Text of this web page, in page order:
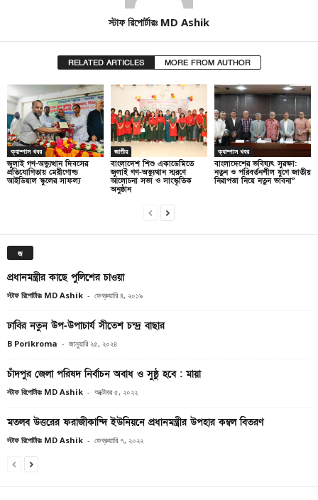
স্টাফ রিপোর্টারঃ MD Ashik
RELATED ARTICLES MORE FROM AUTHOR
ক্যাম্পাস খবর
জুলাই গণ-অভ্যুত্থান দিবসের
প্রতিযোগিতায় মেরীগোল্ড
আইডিয়াল স্কুলের সাফল্য
জাতীয়
বাংলাদেশ শিশু একাডেমিতে
জুলাই গণ-অভ্যুত্থান স্মরণে
আলোচনা সভা ও সাংস্কৃতিক
অনুষ্ঠান
ক্যাম্পাস খবর
বাংলাদেশের ভবিষ্যৎ সুরক্ষা:
নতুন ও পরিবর্তনশীল যুগে জাতীয়
নিরাপত্তা নিয়ে নতুন ভাবনা”
জ
প্রধানমন্ত্রীর কাছে পুলিশের চাওয়া
স্টাফ রিপোর্টারঃ MD Ashik - ফেব্রুয়ারি ৪, ২০১৯
ঢাবির নতুন উপ-উপাচার্য সীতেশ চন্দ্র বাছার
B Porikroma - জানুয়ারি ২৫, ২০২৪
চাঁদপুর জেলা পরিষদ নির্বাচন অবাধ ও সুষ্ঠু হবে : মায়া
স্টাফ রিপোর্টারঃ MD Ashik - অক্টোবর ৫, ২০২২
মতলব উত্তরের ফরাজীকান্দি ইউনিয়নে প্রধানমন্ত্রীর উপহার কম্বল বিতরণ
স্টাফ রিপোর্টারঃ MD Ashik - ফেব্রুয়ারি ৭, ২০২২